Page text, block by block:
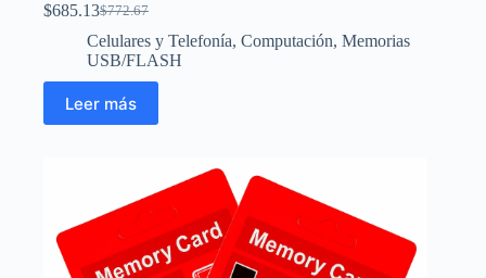
$772.67
El
precio
original
era:
$772.67.
$685.13El
precio
actual
es:
$685.13.
Celulares y Telefonía, Computación, Memorias
USB/FLASH
Leer más